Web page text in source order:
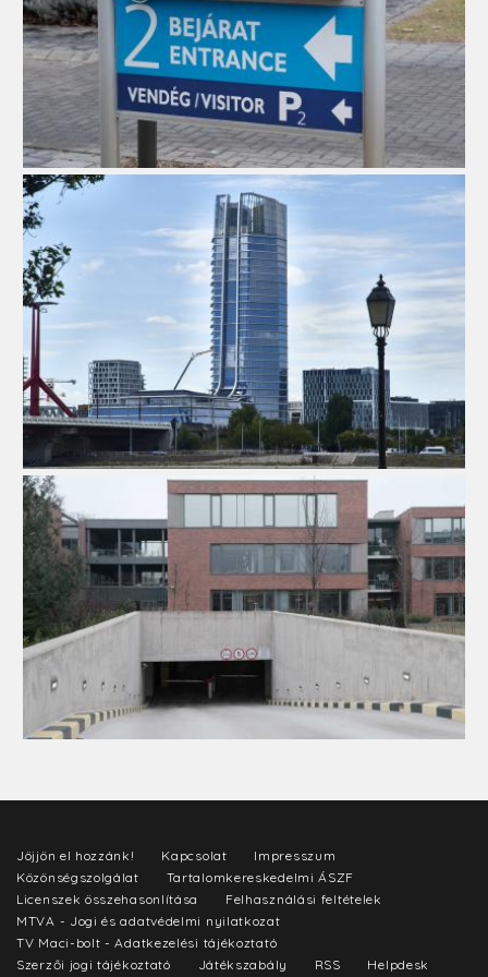
Jöjjön el hozzánk! Kapcsolat
Impresszum
Közönségszolgálat
Tartalomkereskedelmi ÁSZF
Licenszek összehasonlítása
Felhasználási feltételek
MTVA - Jogi és adatvédelmi nyilatkozat
TV Maci-bolt - Adatkezelési tájékoztató
Szerzői jogi tájékoztató
Játékszabály RSS Helpdesk